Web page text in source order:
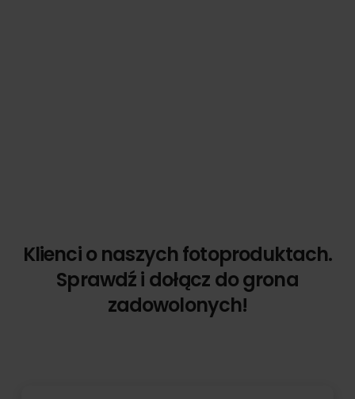
Klienci o naszych fotoproduktach.
Sprawdź i dołącz do grona
zadowolonych!